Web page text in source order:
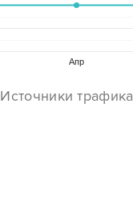
Апр
Источники трафика